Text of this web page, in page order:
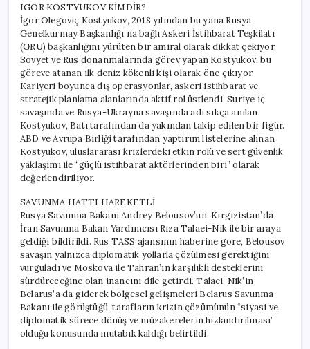
IGOR KOSTYUKOV KİMDİR?
İgor Olegoviç Kostyukov, 2018 yılından bu yana Rusya
Genelkurmay Başkanlığı’na bağlı Askeri İstihbarat Teşkilatı
(GRU) başkanlığını yürüten bir amiral olarak dikkat çekiyor.
Sovyet ve Rus donanmalarında görev yapan Kostyukov, bu
göreve atanan ilk deniz kökenli kişi olarak öne çıkıyor.
Kariyeri boyunca dış operasyonlar, askeri istihbarat ve
stratejik planlama alanlarında aktif rol üstlendi. Suriye iç
savaşında ve Rusya-Ukrayna savaşında adı sıkça anılan
Kostyukov, Batı tarafından da yakından takip edilen bir figür.
ABD ve Avrupa Birliği tarafından yaptırım listelerine alınan
Kostyukov, uluslararası krizlerdeki etkin rolü ve sert güvenlik
yaklaşımı ile “güçlü istihbarat aktörlerinden biri” olarak
değerlendiriliyor.
SAVUNMA HATTI HAREKETLİ
Rusya Savunma Bakanı Andrey Belousov’un, Kırgızistan’da
İran Savunma Bakan Yardımcısı Rıza Talaei-Nik ile bir araya
geldiği bildirildi. Rus TASS ajansının haberine göre, Belousov
savaşın yalnızca diplomatik yollarla çözülmesi gerektiğini
vurguladı ve Moskova ile Tahran’ın karşılıklı desteklerini
sürdüreceğine olan inancını dile getirdi. Talaei-Nik’in
Belarus’a da giderek bölgesel gelişmeleri Belarus Savunma
Bakanı ile görüştüğü, tarafların krizin çözümünün “siyasi ve
diplomatik sürece dönüş ve müzakerelerin hızlandırılması”
olduğu konusunda mutabık kaldığı belirtildi.